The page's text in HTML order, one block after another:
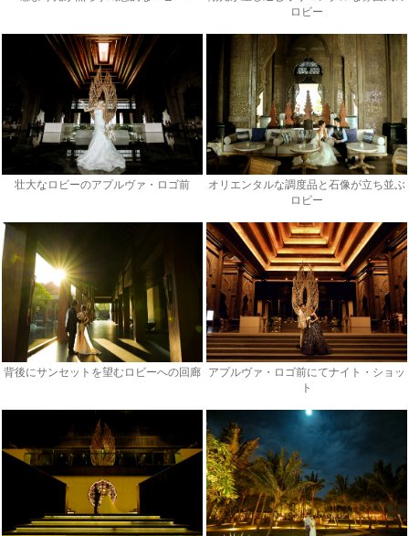
ロビー
壮大なロビーのアプルヴァ・ロゴ前
オリエンタルな調度品と石像が立ち並ぶ
ロビー
背後にサンセットを望むロビーへの回廊
アプルヴァ・ロゴ前にてナイト・ショッ
ト